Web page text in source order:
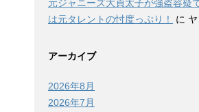
元ジャニーズ大貞太子が強盗容疑
は元タレントの忖度っぷり！
に
アーカイブ
2026年8月
2026年7月